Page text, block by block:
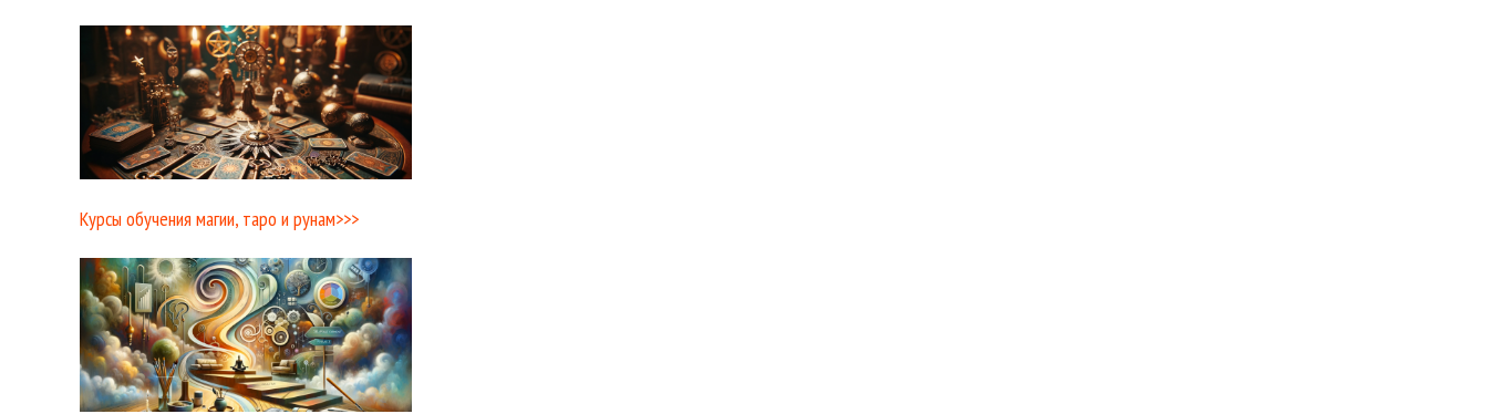
Курсы обучения магии, таро и рунам>>>